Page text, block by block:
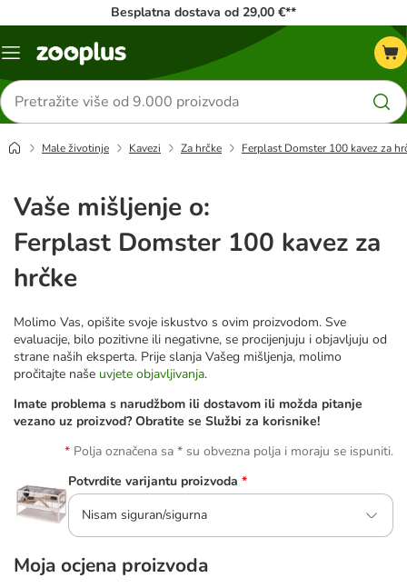
Besplatna dostava od 29,00 €**
Izbornik
Traži
proizvode
Male životinje Kavezi Za hrčke Ferplast Domster 100 kavez za
Vaše mišljenje o:
Ferplast Domster 100 kavez za
hrčke
Molimo Vas, opišite svoje iskustvo s ovim proizvodom. Sve
evaluacije, bilo pozitivne ili negativne, se procijenjuju i objavljuju od
strane naših eksperta. Prije slanja Vašeg mišljenja, molimo
pročitajte naše uvjete objavljivanja.
Imate problema s narudžbom ili dostavom ili možda pitanje
vezano uz proizvod? Obratite se Službi za korisnike!
Polja označena sa * su obvezna polja i moraju se ispuniti.
Potvrdite varijantu proizvoda *
Nisam siguran/sigurna
Moja ocjena proizvoda